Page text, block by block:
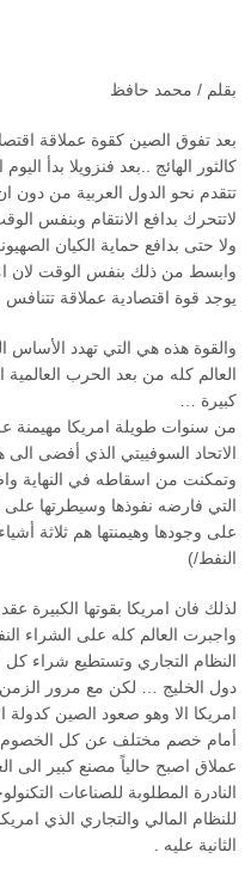
بقلم / محمد حافظ
بعد تفوق الصين كقوة عملاقة
كالثور الهائج ..بعد فنزويلا بدأ
تتقدم نحو الدول العربية من دون
لاتتحرك بدافع الانتقام وبنفس
ولا حتى بدافع حماية الكيان
وابسط من ذلك بنفس الوقت لان
يوجد قوة اقتصادية عملاقة
والقوة هذه هي التي تهدد الأساس
العالم كله من بعد الحرب
كبيرة …
من سنوات طويلة امريكا مهيمنة
الاتحاد السوفييتي الذي أفضى الى
وتمكنت من اسقاطه في النهاية
التي فارضه نفوذها وسيطرتها
على وجودها وهيمنتها هم ثلاثة
النفط/)
لذلك فان امريكا بقوتها الكبيرة
واجبرت العالم كله على الشراء
النظام التجاري وتستطيع شراء
دول الخليج … لكن مع مرور
امريكا الا وهو صعود الصين كدولة
أمام خصم مختلف عن كل الخصوم
عملاق اصبح حالياً مصنع كبير الى
النادرة المطلوبة للصناعات
للنظام المالي والتجاري الذي
الثانية عليه .